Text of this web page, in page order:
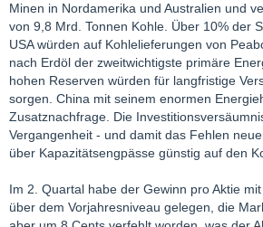
Minen in Nordamerika und Australien und
von 9,8 Mrd. Tonnen Kohle. Über 10% der
USA würden auf Kohlelieferungen von
nach Erdöl der zweitwichtigste primäre
hohen Reserven würden für langfristige
sorgen. China mit seinem enormen
Zusatznachfrage. Die
Vergangenheit - und damit das Fehlen
über Kapazitätsengpässe günstig auf den
Im 2. Quartal habe der Gewinn pro Aktie
über dem Vorjahresniveau gelegen, die